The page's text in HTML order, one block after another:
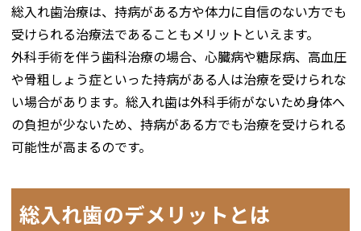
総入れ歯治療は、持病がある方や体力に自信のない方でも
受けられる治療法であることもメリットといえます。
外科手術を伴う歯科治療の場合、心臓病や糖尿病、高血圧
や骨粗しょう症といった持病がある人は治療を受けられな
い場合があります。総入れ歯は外科手術がないため身体へ
の負担が少ないため、持病がある方でも治療を受けられる
可能性が高まるのです。
総入れ歯のデメリットとは